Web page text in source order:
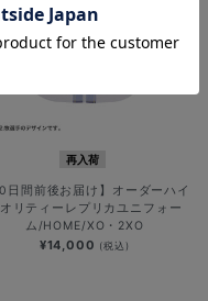
再入荷
日間前後お届け】オーダーハイ
リティーレプリカユニフォー
ム/HOME/XO・2XO
¥14,000 (税込)